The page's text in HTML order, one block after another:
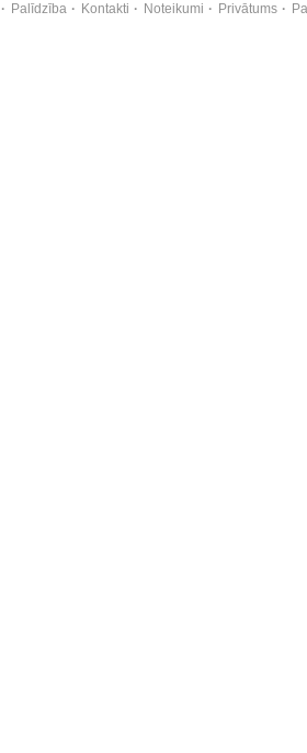
Palīdzība Kontakti Noteikumi Privātums